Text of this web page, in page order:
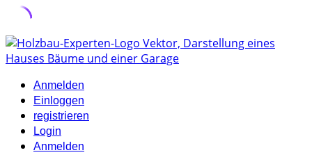
Skip
to
Anmelden
Einloggen
registrieren
Login
Anmelden